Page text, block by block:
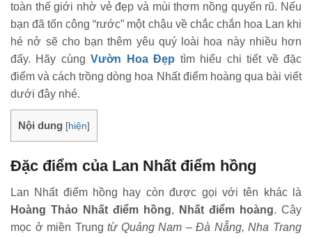
toàn thế giới nhờ vẻ đẹp và mùi thơm nồng quyến rũ. Nếu
bạn đã tốn công “rước” một chậu về chắc chắn hoa Lan khi
hé nở sẽ cho bạn thêm yêu quý loài hoa này nhiều hơn
đấy. Hãy cùngVườn Hoa Đẹp tìm hiểu chi tiết về đặc
điểm và cách trồng dòng hoa Nhất điểm hoàng qua bài viết
dưới đây nhé.
Nội dung [hiện]
Đặc điểm của Lan Nhất điểm hồng
Lan Nhất điểm hồng hay còn được gọi với tên khác là
Hoàng Thảo Nhất điểm hồng, Nhất điểm hoàng. Cây
mọc ở miền Trungtừ Quảng Nam – Đà Nẵng, Nha Trang